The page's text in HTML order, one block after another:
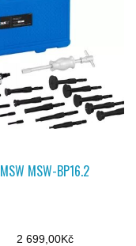
MSW MSW-BP16.2
2 699,00Kč